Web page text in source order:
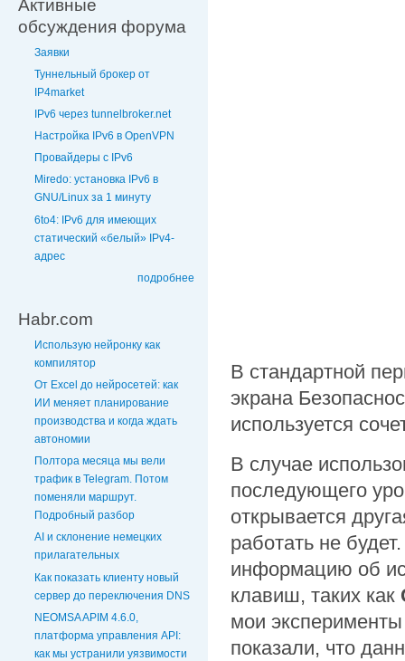
Активные
обсуждения форума
Заявки
Туннельный брокер от
IP4market
IPv6 через tunnelbroker.net
Настройка IPv6 в OpenVPN
Провайдеры с IPv6
Miredo: установка IPv6 в
GNU/Linux за 1 минуту
6to4: IPv6 для имеющих
статический «белый» IPv4-
адрес
подробнее
Habr.com
Использую нейронку как
компилятор
От Excel до нейросетей: как
ИИ меняет планирование
производства и когда ждать
автономии
Полтора месяца мы вели
трафик в Telegram. Потом
поменяли маршрут.
Подробный разбор
AI и склонение немецких
прилагательных
Как показать клиенту новый
сервер до переключения DNS
NEOMSA APIM 4.6.0,
платформа управления API:
как мы устранили уязвимости
В стандартной
экрана
используется
В случае
последующего
открывается
работать не
информацию об
клавиш, таких как
мои
показали, что